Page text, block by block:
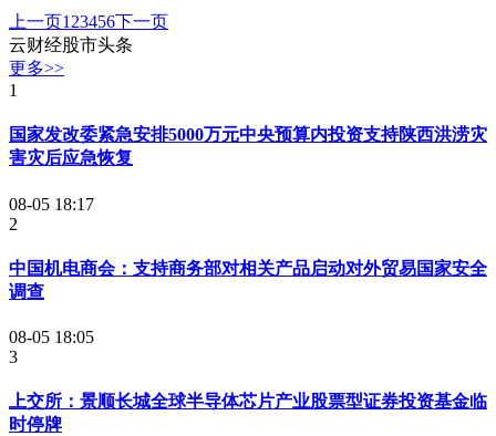
上一页1 23456下一页
云财经股市头条
更多>>
1
国家发改委紧急安排5000万元中央预算内投资支持陕西洪涝灾
害灾后应急恢复
08-05 18:17
2
中国机电商会：支持商务部对相关产品启动对外贸易国家安全
调查
08-05 18:05
3
上交所：景顺长城全球半导体芯片产业股票型证券投资基金临
时停牌